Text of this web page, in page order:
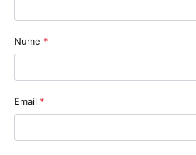
Nume *
Email *